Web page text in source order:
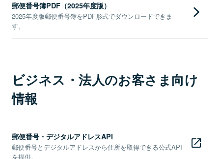
郵便番号簿PDF（2025年度版）
2025年度版郵便番号簿をPDF形式でダウンロードできま
す。
ビジネス・法人のお客さま向け
情報
郵便番号・デジタルアドレスAPI
郵便番号とデジタルアドレスから住所を取得できる公式API
を提供。